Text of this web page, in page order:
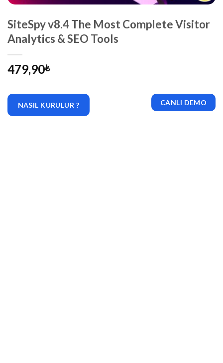
SiteSpy v8.4 The Most Complete Visitor
Analytics & SEO Tools
479,90₺
NASIL KURULUR ? CANLI DEMO